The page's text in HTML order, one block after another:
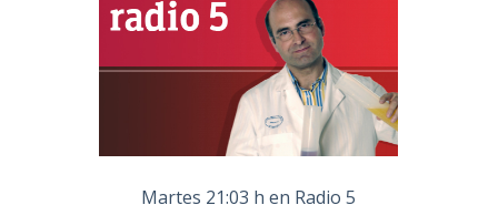
Martes 21:03 h en Radio 5